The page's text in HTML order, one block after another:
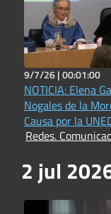
9/7/26 |00:01:00
NOTICIA: Elena
Nogales de la
Causa por la
Redes.
2 jul